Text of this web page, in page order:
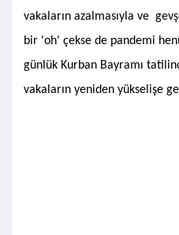
vakaların azalmasıyla ve
bir 'oh' çekse de pandemi
günlük Kurban Bayramı
vakaların yeniden yükselişe